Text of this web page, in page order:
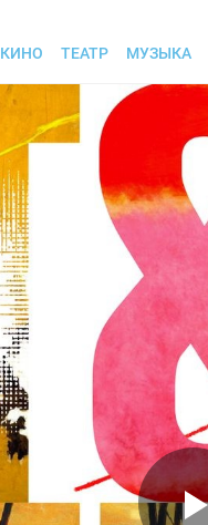
КИНО ТЕАТР МУЗЫКА